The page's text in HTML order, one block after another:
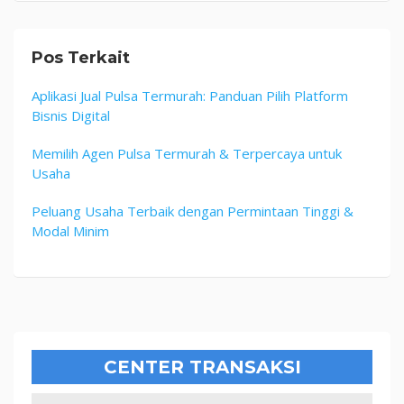
Pos Terkait
Aplikasi Jual Pulsa Termurah: Panduan Pilih Platform
Bisnis Digital
Memilih Agen Pulsa Termurah & Terpercaya untuk
Usaha
Peluang Usaha Terbaik dengan Permintaan Tinggi &
Modal Minim
CENTER TRANSAKSI